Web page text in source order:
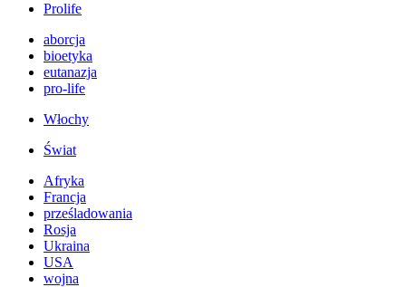
Prolife
aborcja
bioetyka
eutanazja
pro-life
Włochy
Świat
Afryka
Francja
prześladowania
Rosja
Ukraina
USA
wojna